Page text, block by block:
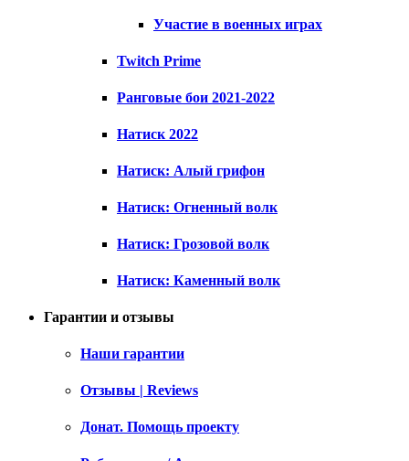
Участие в военных играх
Twitch Prime
Ранговые бои 2021-2022
Натиск 2022
Натиск: Алый грифон
Натиск: Огненный волк
Натиск: Грозовой волк
Натиск: Каменный волк
Гарантии и отзывы
Наши гарантии
Отзывы | Reviews
Донат. Помощь проекту